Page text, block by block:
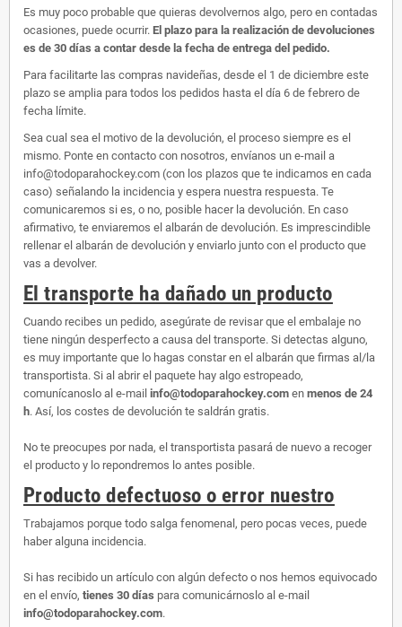
Es muy poco probable que quieras devolvernos algo, pero en contadas
ocasiones, puede ocurrir. El plazo para la realización de devoluciones
es de 30 días a contar desde la fecha de entrega del pedido.
Para facilitarte las compras navideñas, desde el 1 de diciembre este
plazo se amplia para todos los pedidos hasta el día 6 de febrero de
fecha límite.
Sea cual sea el motivo de la devolución, el proceso siempre es el
mismo. Ponte en contacto con nosotros, envíanos un e-mail a
info@todoparahockey.com (con los plazos que te indicamos en cada
caso) señalando la incidencia y espera nuestra respuesta. Te
comunicaremos si es, o no, posible hacer la devolución. En caso
afirmativo, te enviaremos el albarán de devolución. Es imprescindible
rellenar el albarán de devolución y enviarlo junto con el producto que
vas a devolver.
El transporte ha dañado un producto
Cuando recibes un pedido, asegúrate de revisar que el embalaje no
tiene ningún desperfecto a causa del transporte. Si detectas alguno,
es muy importante que lo hagas constar en el albarán que firmas al/la
transportista. Si al abrir el paquete hay algo estropeado,
comunícanoslo al e-mail info@todoparahockey.com en menos de 24
h. Así, los costes de devolución te saldrán gratis.
No te preocupes por nada, el transportista pasará de nuevo a recoger
el producto y lo repondremos lo antes posible.
Producto defectuoso o error nuestro
Trabajamos porque todo salga fenomenal, pero pocas veces, puede
haber alguna incidencia.
Si has recibido un artículo con algún defecto o nos hemos equivocado
en el envío, tienes 30 días para comunicárnoslo al e-mail
info@todoparahockey.com.